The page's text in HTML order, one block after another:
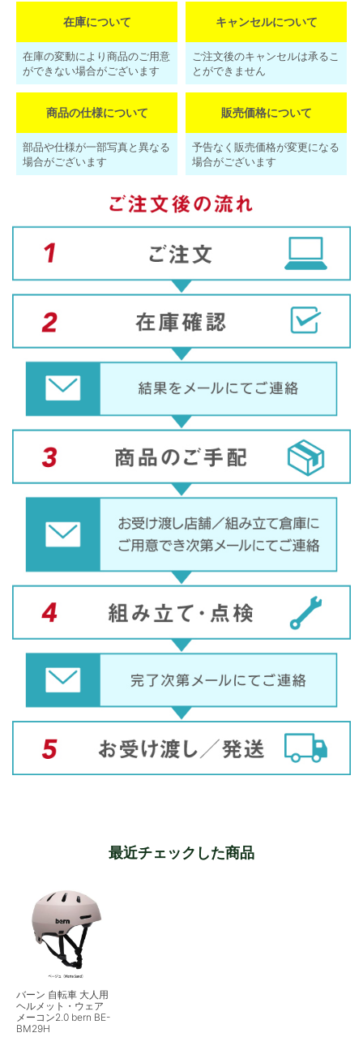
在庫について
在庫の変動により商品のご用意
ができない場合がございます
キャンセルについて
ご注文後のキャンセルは承るこ
とができません
商品の仕様について
部品や仕様が一部写真と異なる
場合がございます
販売価格について
予告なく販売価格が変更になる
場合がございます
最近チェックした商品
バーン 自転車 大人用
ヘルメット・ウェア
メーコン2.0 bern BE-
BM29H